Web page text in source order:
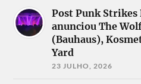
Post Punk Strikes
anunciou The
(Bauhaus),
Yard
23 JULHO, 2026